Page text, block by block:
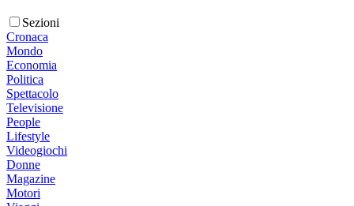
Sezioni
Cronaca
Mondo
Economia
Politica
Spettacolo
Televisione
People
Lifestyle
Videogiochi
Donne
Magazine
Motori